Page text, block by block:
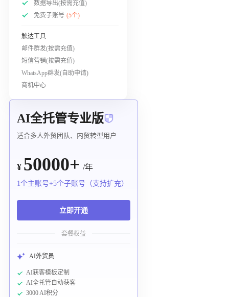
数据导出(按需充值)
免费子账号 (5个)
触达工具
邮件群发(按需充值)
短信营销(按需充值)
WhatsApp群发(自助申请)
商机中心
AI全托管专业版
适合多人外贸团队、内贸转型用户
¥ 50000+ /年
1个主账号+5个子账号（支持扩充）
立即开通
套餐权益
AI外贸员
AI获客模板定制
AI全托管自动获客
3000 AI积分